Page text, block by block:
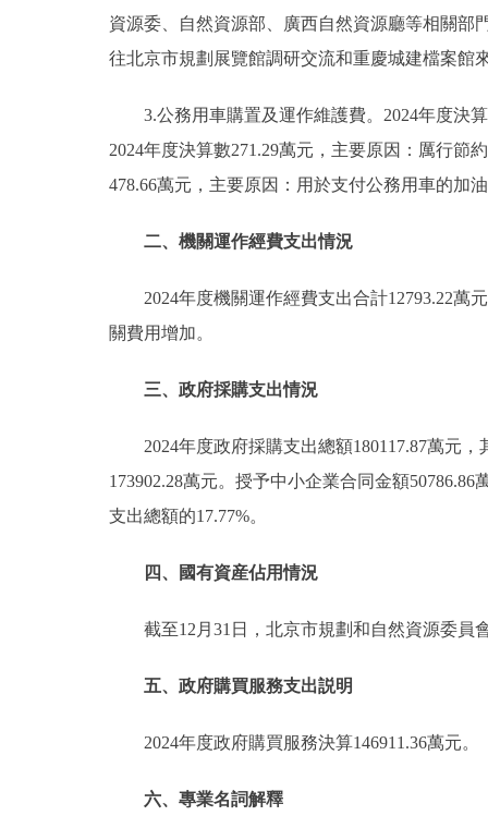
資源委、自然資源部、廣西自然資源廳等相關部
往北京市規劃展覽館調研交流和重慶城建檔案館
3.公務用車購置及運作維護費。2024年度決
2024年度決算數271.29萬元，主要原因：厲行節
478.66萬元，主要原因：用於支付公務用車的加
二、機關運作經費支出情況
2024年度機關運作經費支出合計12793.22萬
關費用增加。
三、政府採購支出情況
2024年度政府採購支出總額180117.87萬元
173902.28萬元。授予中小企業合同金額
支出總額的17.77%。
四、國有資産佔用情況
截至12月31日，北京市規劃和自然資源委員
五、政府購買服務支出説明
2024年度政府購買服務決算146911.36萬元。
六、專業名詞解釋